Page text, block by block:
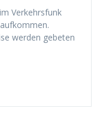
Verkehrsfunk
werden gebeten